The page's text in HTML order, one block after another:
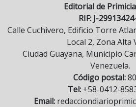
Editorial de
RIF: J-
Calle Cuchivero, Edificio Torre
Local 2, Zona Alta
Ciudad Guayana, Municipio
Venezuela.
Código postal:
Tel:+58-0412-
Email: